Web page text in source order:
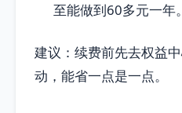
至能做到60多元一年。
建议：续费前先去权益
动，能省一点是一点。